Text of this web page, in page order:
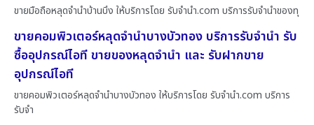
ขายมือถือหลุดจำนำบ้านบึง ให้บริการโดย รับจํานํา.com บริการรับจำนำของทุ
ขายคอมพิวเตอร์หลุดจำนำบางบัวทอง บริการรับจำนำ รับ
ซื้ออุปกรณ์ไอที ขายของหลุดจำนำ และ รับฝากขาย
อุปกรณ์ไอที
ขายคอมพิวเตอร์หลุดจำนำบางบัวทอง ให้บริการโดย รับจํานํา.com บริการ
รับจำ